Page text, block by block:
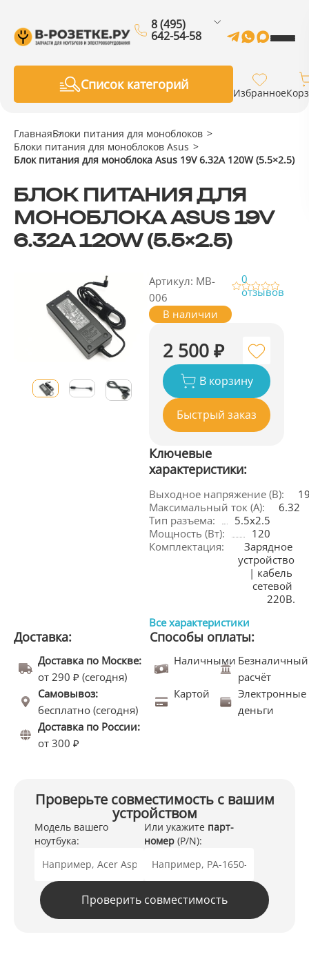
8 (495)
642-54-58
Список категорий
Избранное
ГлавнаяБлоки питания для моноблоков
Блоки питания для моноблоков Asus
Блок питания для моноблока Asus 19V 6.32A 120W (5.5×2.5)
БЛОК ПИТАНИЯ ДЛЯ
МОНОБЛОКА ASUS 19V
6.32A 120W (5.5×2.5)
Артикул: MB-
006
В наличии
0
отзывов
2 500 ₽
В корзину
Быстрый заказ
Ключевые
характеристики:
Выходное напряжение (В):
Максимальный ток (А):
6.32
Тип разъема:
5.5x2.5
Мощность (Вт):
120
Комплектация:
Зарядное
устройство
| кабель
сетевой
220В.
Все характеристики
Доставка:
Доставка по Москве:
от 290 ₽ (сегодня)
Самовывоз:
бесплатно (сегодня)
Доставка по России:
от 300 ₽
Способы оплаты:
Наличными Безналичный
расчёт
Картой
Электронные
деньги
Проверьте совместимость с вашим
устройством
Модель вашего
ноутбука:
Или укажите парт-
номер (P/N):
Проверить совместимость